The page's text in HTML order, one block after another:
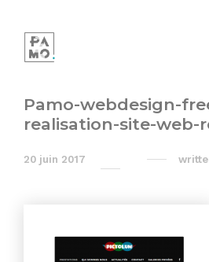
Pamo-webdesign-
realisation-site-web-
20 juin 2017